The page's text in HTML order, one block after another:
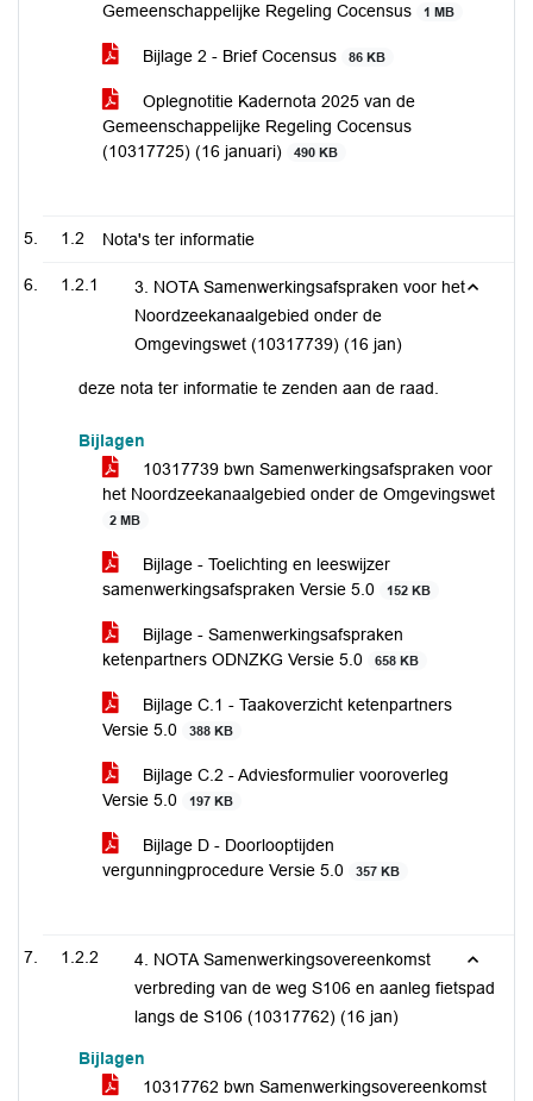
Gemeenschappelijke Regeling Cocensus
1 MB
Bijlage 2 - Brief Cocensus 86 KB
Oplegnotitie Kadernota 2025 van de
Gemeenschappelijke Regeling Cocensus
(10317725) (16 januari)
490 KB
1.2 Nota's ter informatie
1.2.1
3. NOTA Samenwerkingsafspraken voor het
Noordzeekanaalgebied onder de
Omgevingswet (10317739) (16 jan)
deze nota ter informatie te zenden aan de raad.
Bijlagen
10317739 bwn Samenwerkingsafspraken voor
het Noordzeekanaalgebied onder de Omgevingswet
2 MB
Bijlage - Toelichting en leeswijzer
samenwerkingsafspraken Versie 5.0
152 KB
Bijlage - Samenwerkingsafspraken
ketenpartners ODNZKG Versie 5.0
658 KB
Bijlage C.1 - Taakoverzicht ketenpartners
Versie 5.0
388 KB
Bijlage C.2 - Adviesformulier vooroverleg
Versie 5.0
197 KB
Bijlage D - Doorlooptijden
vergunningprocedure Versie 5.0
357 KB
1.2.2
4. NOTA Samenwerkingsovereenkomst
verbreding van de weg S106 en aanleg fietspad
langs de S106 (10317762) (16 jan)
Bijlagen
10317762 bwn Samenwerkingsovereenkomst